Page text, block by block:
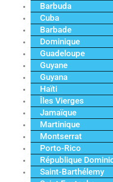
Barbuda
Cuba
Barbade
Dominique
Guadeloupe
Guyane
Guyana
Haïti
Îles Vierges
Jamaïque
Martinique
Montserrat
Porto-Rico
République
Saint-Barthélemy